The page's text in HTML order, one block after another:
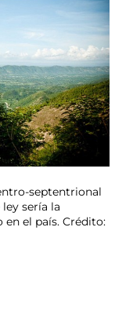
septentrional
sería la
el país. Crédito: